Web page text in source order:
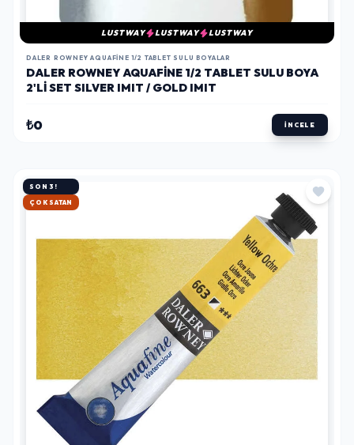
LUSTWAY LUSTWAY LUSTWAY
DALER ROWNEY AQUAFINE 1/2 TABLET SULU BOYALAR
DALER ROWNEY AQUAFINE 1/2 TABLET SULU BOYA
2'LI SET SILVER IMIT / GOLD IMIT
₺0 İNCELE
SON 3!
HIZLI KARGO